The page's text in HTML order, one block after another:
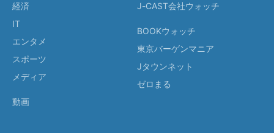
経済
IT
エンタメ
スポーツ
メディア
動画
J-CAST会社ウォッチ
BOOKウォッチ
東京バーゲンマニア
Jタウンネット
ゼロまる